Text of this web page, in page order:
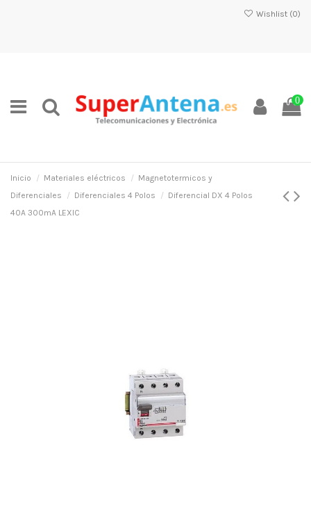
Wishlist (0)
0
Inicio Materiales eléctricos
Magnetotermicos y
Diferenciales
Diferenciales 4 Polos
Diferencial DX 4 Polos
40A 300mA LEXIC